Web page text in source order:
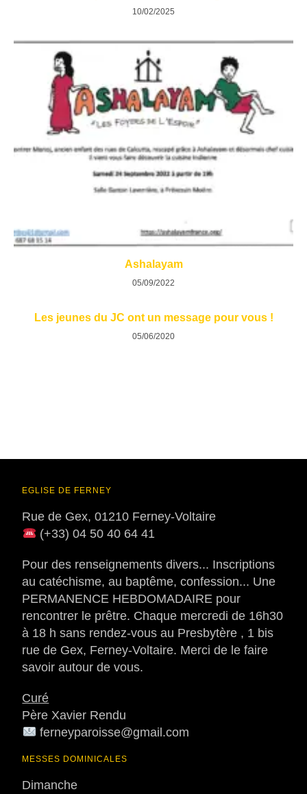
10/02/2025
Ashalayam
05/09/2022
Les jeunes du JC ont un message pour vous !
05/06/2020
EGLISE DE FERNEY
Rue de Gex, 01210 Ferney-Voltaire
(+33) 04 50 40 64 41
Pour des renseignements divers... Inscriptions
au catéchisme, au baptême, confession... Une
PERMANENCE HEBDOMADAIRE pour
rencontrer le prêtre. Chaque mercredi de 16h30
à 18 h sans rendez-vous au Presbytère , 1 bis
rue de Gex, Ferney-Voltaire. Merci de le faire
savoir autour de vous.
Curé
Père Xavier Rendu
ferneyparoisse@gmail.com
MESSES DOMINICALES
Dimanche